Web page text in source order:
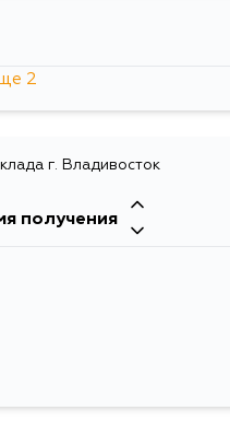
2
г. Владивосток
получения